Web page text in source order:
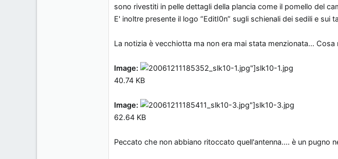
sono rivestiti in pelle dettagli della plancia come il pomello del
E' inoltre presente il logo “EditI0n” sugli schienali dei sedili e sui
La notizia è vecchiotta ma non era mai stata menzionata... Cosa
Image:
slk10-1.jpg
40.74 KB
Image:
slk10-3.jpg
62.64 KB
Peccato che non abbiano ritoccato quell'antenna.... è un pugno